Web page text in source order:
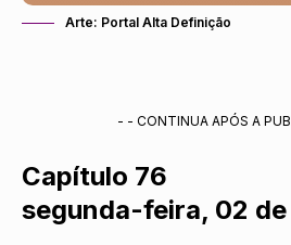
Arte: Portal Alta Definição
- - CONTINUA APÓS A
Capítulo 76
segunda-feira, 02